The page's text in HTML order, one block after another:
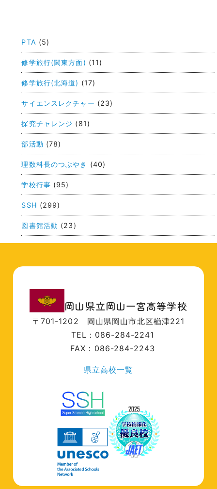
ナ
ビ
ゲ
ー
ョ
ン
PTA (5)
修学旅行(関東方面) (11)
修学旅行(北海道) (17)
サイエンスレクチャー (23)
探究チャレンジ (81)
部活動 (78)
理数科長のつぶやき (40)
学校行事 (95)
SSH (299)
図書館活動 (23)
岡山県立岡山一宮高等学校
〒701-1202 岡山県岡山市北区楢津221
TEL：086-284-2241
FAX：086-284-2243
県立高校一覧